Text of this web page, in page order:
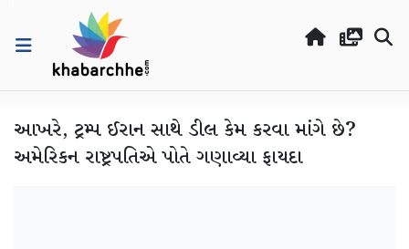
આખરે, ટ્રમ્પ ઈરાન સાથે ડીલ કેમ કરવા માંગે છે?
અમેરિકન રાષ્ટ્રપતિએ પોતે ગણાવ્યા ફાયદા